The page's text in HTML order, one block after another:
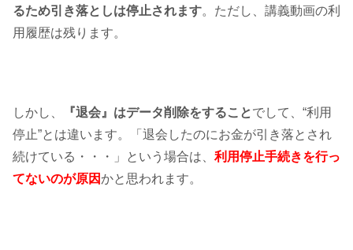
るため引き落としは停止されます。ただし、講義動画の利
用履歴は残ります。
しかし、 『退会』はデータ削除をすることでして、“利用
停止”とは違います。「退会したのにお金が引き落とされ
続けている・・・」という場合は、 利用停止手続きを行っ
てないのが原因かと思われます。